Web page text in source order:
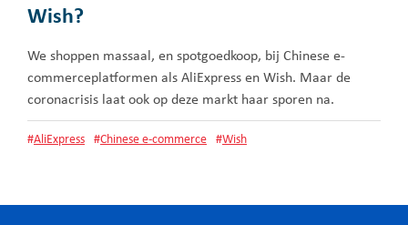
Wish?
We shoppen massaal, en spotgoedkoop, bij Chinese e-
commerceplatformen als AliExpress en Wish. Maar de
coronacrisis laat ook op deze markt haar sporen na.
#AliExpress #Chinese e-commerce #Wish